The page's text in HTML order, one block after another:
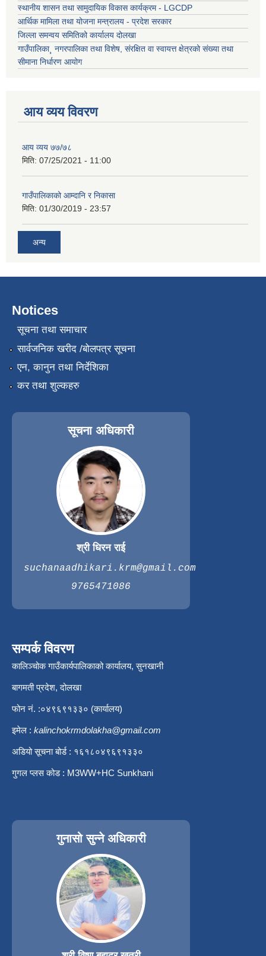
स्थानीय शासन तथा सामुदायिक विकास कार्यक्रम - LGCDP
आर्थिक मामिला तथा योजना मन्त्रालय - प्रदेश सरकार
जिल्ला समन्वय समितिको कार्यालय दोलखा
गाउँपालिका¸ नगरपालिका तथा विशेष, संरक्षित वा स्वायत्त क्षेत्रको संख्या तथा
सीमाना निर्धारण आयोग
आय व्यय विवरण
आय व्यय ७७/७८
मिति: 07/25/2021 - 11:00
गाउँपालिकाको आम्दानि र निकासा
मिति: 01/30/2019 - 23:57
अन्य
Notices
सूचना तथा समाचार
सार्वजनिक खरीद /बोलपत्र सूचना
एन, कानुन तथा निर्देशिका
कर तथा शुल्कहरु
सूचना अधिकारी
श्री धिरन राई
suchanaadhikari.krm@gmail.com
9765471086
सम्पर्क विवरण
कालिञ्चोक गाउँकार्यपालिकाको कार्यालय, सुनखानी
बागमती प्रदेश, दोलखा
फोन नं. :०४९६९१३३० (कार्यालय)
इमेल : kalinchokrmdolakha@gmail.com
अडियो सूचना बोर्ड : १६१८०४९६९१३३०
गुगल प्लस कोड : M3WW+HC Sunkhani
गुनासो सुन्ने अधिकारी